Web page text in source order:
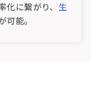
に繋がり、 生
可能。